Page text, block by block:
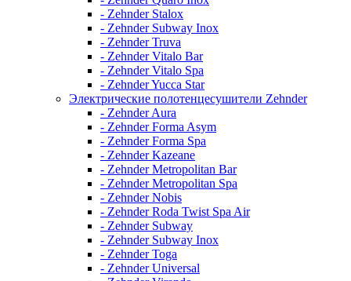
- Zehnder Stalox
- Zehnder Subway Inox
- Zehnder Truva
- Zehnder Vitalo Bar
- Zehnder Vitalo Spa
- Zehnder Yucca Star
Электрические полотенцесушители Zehnder
- Zehnder Aura
- Zehnder Forma Asym
- Zehnder Forma Spa
- Zehnder Kazeane
- Zehnder Metropolitan Bar
- Zehnder Metropolitan Spa
- Zehnder Nobis
- Zehnder Roda Twist Spa Air
- Zehnder Subway
- Zehnder Subway Inox
- Zehnder Toga
- Zehnder Universal